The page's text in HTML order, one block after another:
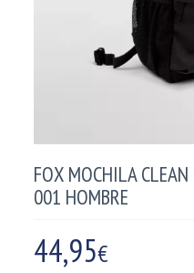
FOX MOCHILA
001 HOMBRE
44,95€